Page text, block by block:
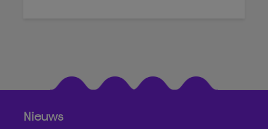
Nieuws